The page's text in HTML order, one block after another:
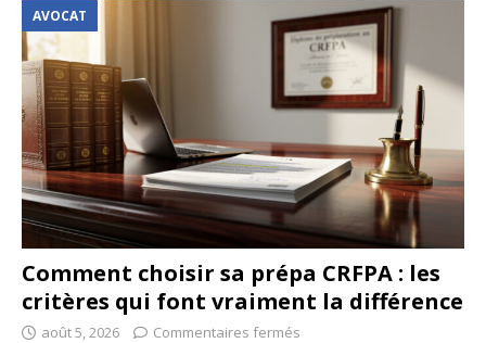
AVOCAT
Comment choisir sa prépa CRFPA : les
critères qui font vraiment la différence
août 5, 2026 Commentaires fermés